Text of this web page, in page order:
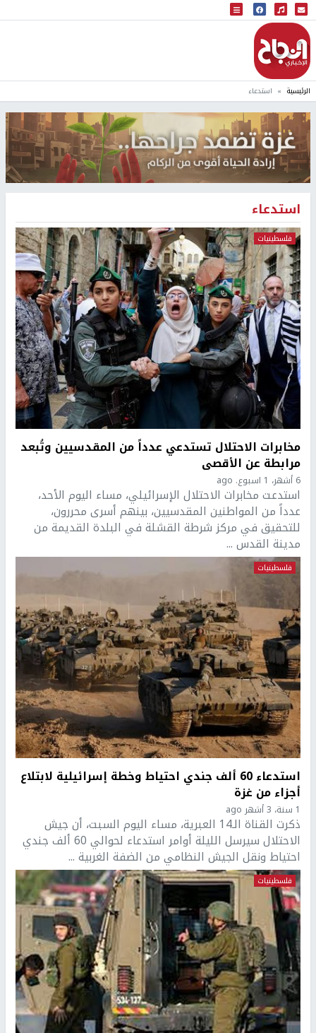
البث المباشر
إذاعة النجاح
الرئيسية استدعاء
استدعاء
فلسطينيات
مخابرات الاحتلال تستدعي عدداً من المقدسيين وتُبعد
مرابطة عن الأقصى
6 أشهر، 1 اسبوع. ago
استدعت مخابرات الاحتلال الإسرائيلي، مساء اليوم الأحد،
عدداً من المواطنين المقدسيين، بينهم أسرى محررون،
للتحقيق في مركز شرطة القشلة في البلدة القديمة من
مدينة القدس ...
فلسطينيات
استدعاء 60 ألف جندي احتياط وخطة إسرائيلية لابتلاع
أجزاء من غزة
1 سنة، 3 أشهر ago
ذكرت القناة الـ14 العبرية، مساء اليوم السبت، أن جيش
الاحتلال سيرسل الليلة أوامر استدعاء لحوالي 60 ألف جندي
احتياط ونقل الجيش النظامي من الضفة الغربية ...
فلسطينيات